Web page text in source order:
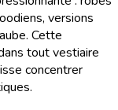
versions
Cette
tout vestiaire
concentrer